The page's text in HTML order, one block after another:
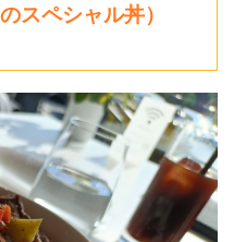
スペシャル丼）